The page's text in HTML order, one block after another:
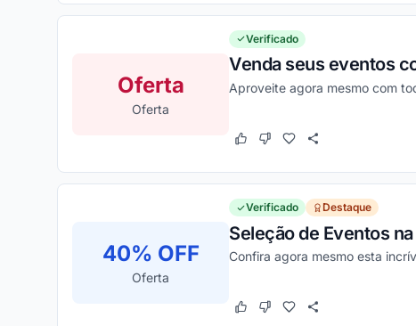
Oferta
Oferta
Verificado
Venda seus eventos
Aproveite agora mesmo com
Este cupom funcionou
Este cupom não funcionou
40% OFF
Oferta
Verificado Destaque
Seleção de Eventos
Confira agora mesmo esta
Este cupom funcionou
Este cupom não funcionou